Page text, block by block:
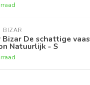
BIZAR
Bizar De schattige vaas
Natuurlijk - S